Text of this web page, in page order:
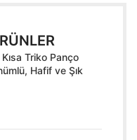
Triko Panço
Hafif ve Şık